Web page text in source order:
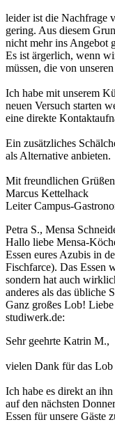
leider ist die Nachfrage
gering. Aus diesem
nicht mehr ins Angebot
Es ist ärgerlich, wenn
müssen, die von
Ich habe mit unserem
neuen Versuch starten
eine direkte
Ein zusätzliches
als Alternative anbieten.
Mit freundlichen Grüßen
Marcus Kettelhack
Leiter Campus-
Petra S., Mensa
Hallo liebe Mensa-
Essen eures Azubis in
Fischfarce). Das Essen
sondern hat auch
anderes als das übliche
Ganz großes Lob!
studiwerk.de:
Sehr geehrte Katrin M.,
vielen Dank für das
Ich habe es direkt an
auf den nächsten
Essen für unsere Gäste